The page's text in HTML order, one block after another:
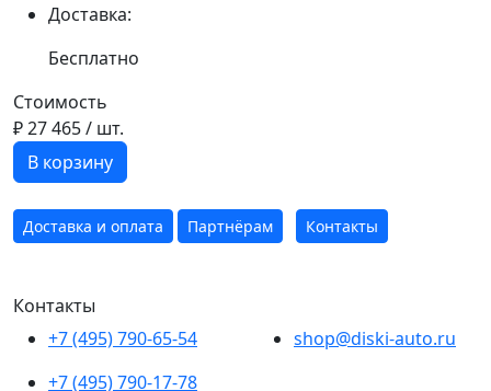
Доставка:
Бесплатно
Стоимость
₽ 27 465/ шт.
В корзину
Доставка и оплата Партнёрам Контакты
Контакты
+7 (495) 790-65-54
+7 (495) 790-17-78
shop@diski-auto.ru